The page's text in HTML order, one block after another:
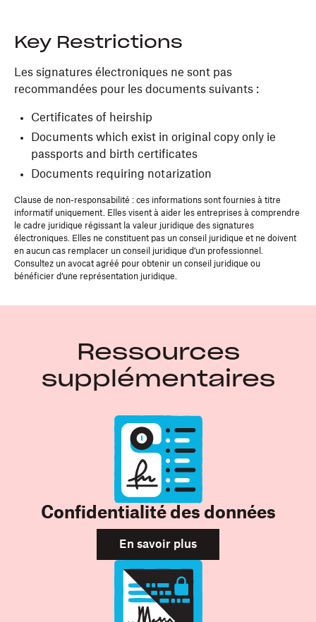
Key Restrictions
Les signatures électroniques ne sont pas
recommandées pour les documents suivants :
Certificates of heirship
Documents which exist in original copy only ie
passports and birth certificates
Documents requiring notarization
Clause de non-responsabilité : ces informations sont fournies à titre
informatif uniquement. Elles visent à aider les entreprises à comprendre
le cadre juridique régissant la valeur juridique des signatures
électroniques. Elles ne constituent pas un conseil juridique et ne doivent
en aucun cas remplacer un conseil juridique d’un professionnel.
Consultez un avocat agréé pour obtenir un conseil juridique ou
bénéficier d’une représentation juridique.
Ressources
supplémentaires
Confidentialité des données
En savoir plus